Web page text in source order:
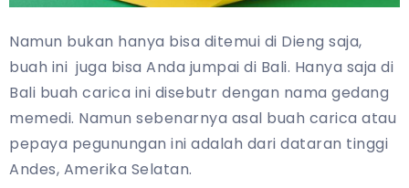
Namun bukan hanya bisa ditemui di Dieng saja,
buah ini juga bisa Anda jumpai di Bali. Hanya saja di
Bali buah carica ini disebutr dengan nama gedang
memedi. Namun sebenarnya asal buah carica atau
pepaya pegunungan ini adalah dari dataran tinggi
Andes, Amerika Selatan.